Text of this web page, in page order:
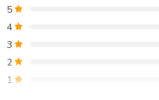
5
4
3
2
1